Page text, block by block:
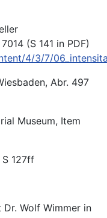
(S 141 in PDF)
4/3/7/
Abr. 497
Museum, Item
S 127ff
Dr. Wolf Wimmer in